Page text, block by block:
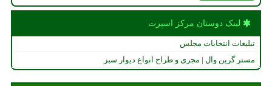
لینک دوستان مركز اسپرت
تبلیغات انتخابات مجلس
مستر گرین وال | مجری و طراح انواع دیوار سبز